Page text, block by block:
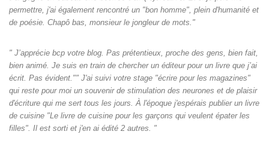
permettre, j'ai également rencontré un "bon homme", plein d'humanité et
de poésie. Chapô bas, monsieur le jongleur de mots."
" J’apprécie bcp votre blog. Pas prétentieux, proche des gens, bien fait,
bien animé. Je suis en train de chercher un éditeur pour un livre que j’ai
écrit. Pas évident."" J'ai suivi votre stage "écrire pour les magazines"
qui reste pour moi un souvenir de stimulation des neurones et de plaisir
d'écriture qui me sert tous les jours. À l'époque j'espérais publier un livre
de cuisine "Le livre de cuisine pour les garçons qui veulent épater les
filles". Il est sorti et j'en ai édité 2 autres. "